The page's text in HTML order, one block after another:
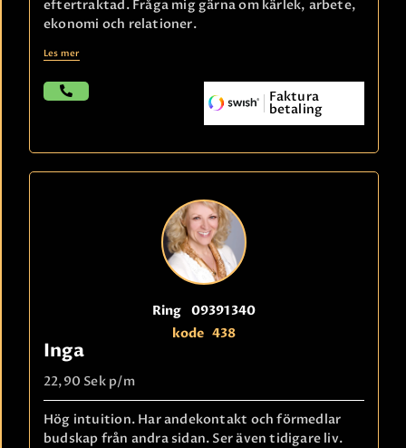
eftertraktad. Fråga mig gärna om kärlek, arbete,
ekonomi och relationer.
Les mer
Faktura
betaling
Ring 09391340
kode 438
Inga
22,90 Sek p/m
Hög intuition. Har andekontakt och förmedlar
budskap från andra sidan. Ser även tidigare liv.